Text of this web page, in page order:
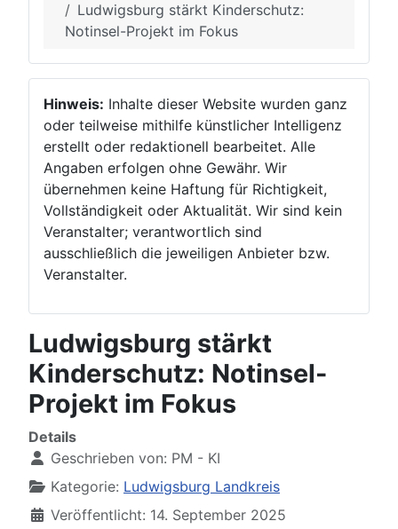
Ludwigsburg stärkt Kinderschutz:
Notinsel-Projekt im Fokus
Hinweis: Inhalte dieser Website wurden ganz
oder teilweise mithilfe künstlicher Intelligenz
erstellt oder redaktionell bearbeitet. Alle
Angaben erfolgen ohne Gewähr. Wir
übernehmen keine Haftung für Richtigkeit,
Vollständigkeit oder Aktualität. Wir sind kein
Veranstalter; verantwortlich sind
ausschließlich die jeweiligen Anbieter bzw.
Veranstalter.
Ludwigsburg stärkt
Kinderschutz: Notinsel-
Projekt im Fokus
Details
Geschrieben von: PM - KI
Kategorie: Ludwigsburg Landkreis
Veröffentlicht: 14. September 2025